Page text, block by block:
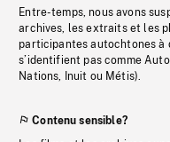
Entre-temps, nous avons
archives, les extraits et les
participantes autochtones à
s’identifient pas comme
Nations, Inuit ou Métis).
Contenu sensible?